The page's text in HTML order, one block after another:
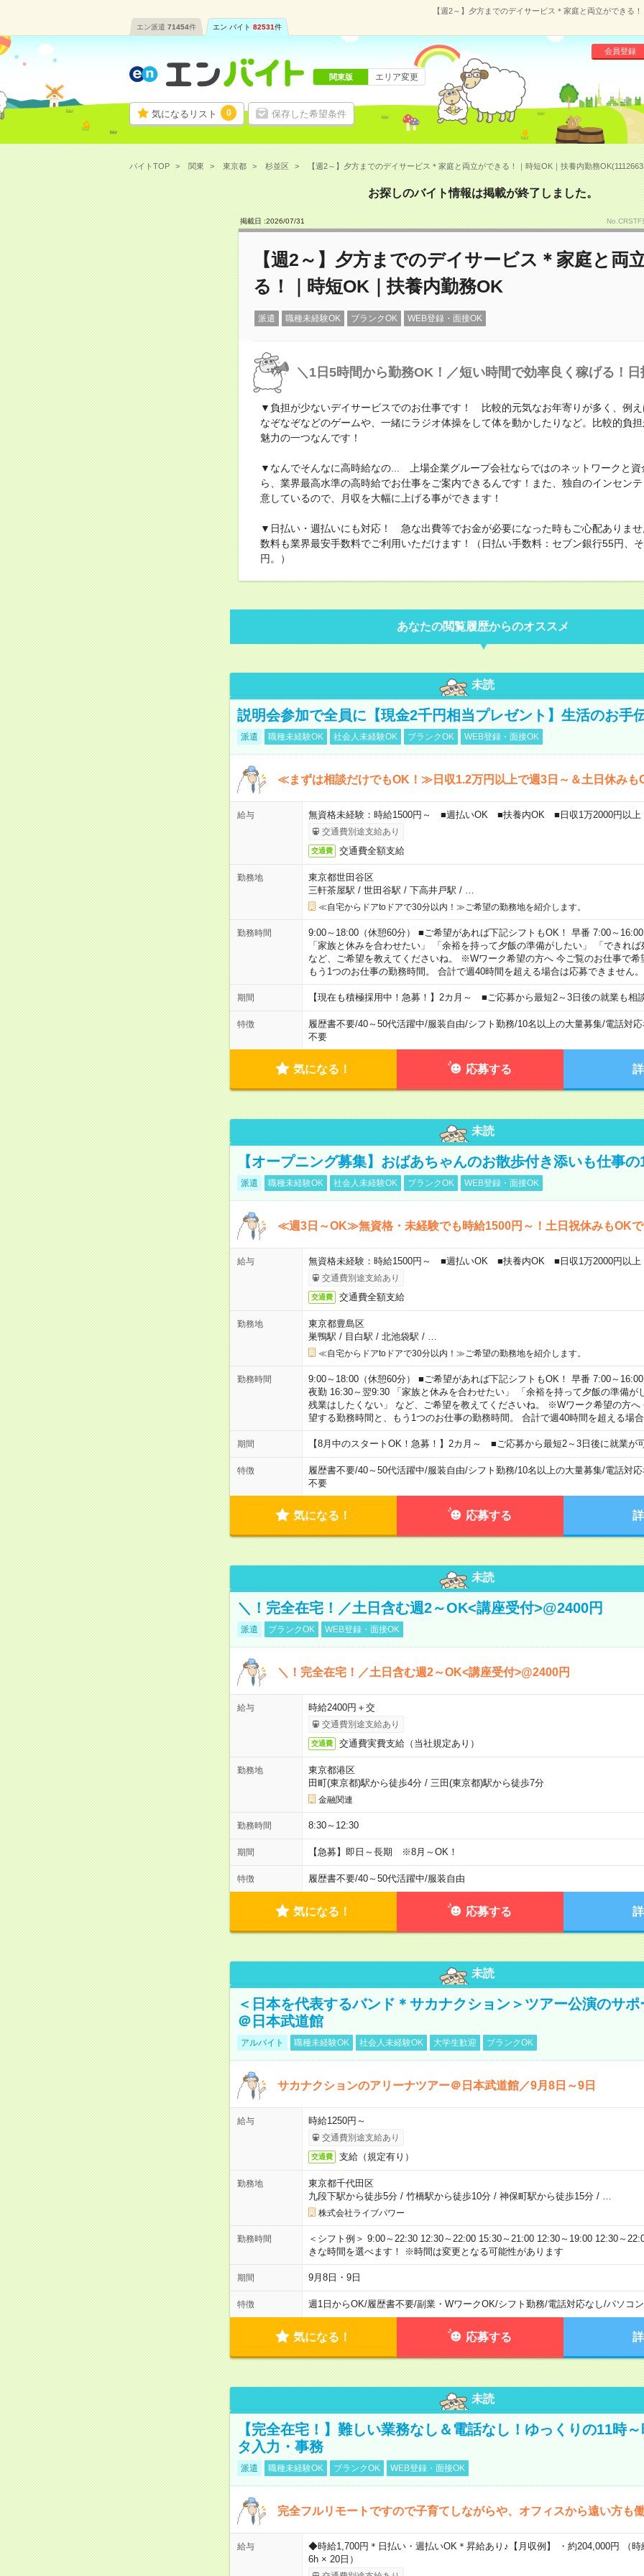
【週2～】夕方までのデイサービス＊家庭と両立ができる
エン派遣 71454件 エン バイト 82531件
気になるリスト 0 保存した希望条件
会員登録
関東版 エリア変更
バイトTOP 関東 東京都 杉並区 【週2～】夕方までのデイサービス＊家庭と両立ができる！｜時短OK｜扶養内勤務
お探しのバイト情報は掲載が終了しました。
掲載日 :2026/07/31 No.CRSTF
【週2～】夕方までのデイサービス＊家庭と両
る！｜時短OK｜扶養内勤務OK
派遣 職種未経験OK ブランクOK WEB登録・面接OK
＼1日5時間から勤務OK！／短い時間で効率良く稼げる！
▼負担が少ないデイサービスでのお仕事です！ 比較的元気なお年寄りが多く、例
なぞなぞなどのゲームや、一緒にラジオ体操をして体を動かしたりなど。比較的負
魅力の一つなんです！
▼なんでそんなに高時給なの... 上場企業グループ会社ならではのネットワークと資
ら、業界最高水準の高時給でお仕事をご案内できるんです！また、独自のインセン
意しているので、月収を大幅に上げる事ができます！
▼日払い・週払いにも対応！ 急な出費等でお金が必要になった時もご心配ありま
数料も業界最安手数料でご利用いただけます！（日払い手数料：セブン銀行55円、
円。）
あなたの閲覧履歴からのオススメ
未読
説明会参加で全員に【現金2千円相当プレゼント】生活のお手
派遣 職種未経験OK 社会人未経験OK ブランクOK WEB登録・面接OK
≪まずは相談だけでもOK！≫日収1.2万円以上で週3日～＆土日休みも
給与 無資格未経験：時給1500円～ ■週払いOK ■扶養内OK ■日収1万2000円以上
交通費別途支給あり
交通費 交通費全額支給
勤務地
東京都世田谷区
三軒茶屋駅 / 世田谷駅 / 下高井戸駅 /
≪自宅からドアtoドアで30分以内！≫ご希望の勤務地を紹介します。
勤務時間
9:00～18:00（休憩60分） ■ご希望があれば下記シフトもOK！ 早番 7:00～
「家族と休みを合わせたい」 「余裕を持って夕飯の準備がしたい」 「できれ
など、ご希望を教えてくださいね。 ※Wワーク希望の方へ 今ご覧のお仕事で希
もう1つのお仕事の勤務時間。 合計で週40時間を超える場合は応募できません。
期間 【現在も積極採用中！急募！】2カ月～ ■ご応募から最短2～3日後の就業も相
特徴 履歴書不要/40～50代活躍中/服装自由/シフト勤務/10名以上の大量募集/電話対
不要
気になる！ 応募する
未読
【オープニング募集】おばあちゃんのお散歩付き添いも仕事の
派遣 職種未経験OK 社会人未経験OK ブランクOK WEB登録・面接OK
≪週3日～OK≫無資格・未経験でも時給1500円～！土日祝休みもOK
給与 無資格未経験：時給1500円～ ■週払いOK ■扶養内OK ■日収1万2000円以上
交通費別途支給あり
交通費 交通費全額支給
勤務地
東京都豊島区
巣鴨駅 / 目白駅 / 北池袋駅 /
≪自宅からドアtoドアで30分以内！≫ご希望の勤務地を紹介します。
勤務時間
9:00～18:00（休憩60分） ■ご希望があれば下記シフトもOK！ 早番 7:00～
夜勤 16:30～翌9:30 「家族と休みを合わせたい」 「余裕を持って夕飯の準備が
残業はしたくない」 など、ご希望を教えてくださいね。 ※Wワーク希望の方へ
望する勤務時間と、もう1つのお仕事の勤務時間。 合計で週40時間を超える場
期間 【8月中のスタートOK！急募！】2カ月～ ■ご応募から最短2～3日後に就業が
特徴 履歴書不要/40～50代活躍中/服装自由/シフト勤務/10名以上の大量募集/電話対
不要
気になる！ 応募する
未読
＼！完全在宅！／土日含む週2～OK<講座受付>@2400円
派遣 ブランクOK WEB登録・面接OK
＼！完全在宅！／土日含む週2～OK<講座受付>@2400円
給与 時給2400円＋交
交通費別途支給あり
交通費 交通費実費支給（当社規定あり）
勤務地
東京都港区
田町(東京都)駅から徒歩4分/ 三田(東京都)駅から徒歩7分
金融関連
勤務時間 8:30～12:30
期間 【急募】即日～長期 ※8月～OK！
特徴 履歴書不要/40～50代活躍中/服装自由
気になる！ 応募する
未読
＜日本を代表するバンド＊サカナクション＞ツアー公演のサ
＠日本武道館
アルバイト 職種未経験OK 社会人未経験OK 大学生歓迎 ブランクOK
サカナクションのアリーナツアー＠日本武道館／9月8日～9日
給与 時給1250円～
交通費別途支給あり
交通費 支給（規定有り）
勤務地
東京都千代田区
九段下駅から徒歩5分/ 竹橋駅から徒歩10分/ 神保町駅から徒歩15分/
株式会社ライブパワー
勤務時間
＜シフト例＞ 9:00～22:30 12:30～22:00 15:30～21:00 12:30～19:00 12:30～
きな時間を選べます！ ※時間は変更となる可能性があります
期間 9月8日・9日
特徴 週1日からOK/履歴書不要/副業・WワークOK/シフト勤務/電話対応なし/パソコ
気になる！ 応募する
未読
【完全在宅！】難しい業務なし＆電話なし！ゆっくりの11時
タ入力・事務
派遣 職種未経験OK ブランクOK WEB登録・面接OK
完全フルリモートですので子育てしながらや、オフィスから遠い方も
給与
◆時給1,700円＊日払い・週払いOK＊昇給あり♪【月収例】 ・約204,000円 （
6h × 20日）